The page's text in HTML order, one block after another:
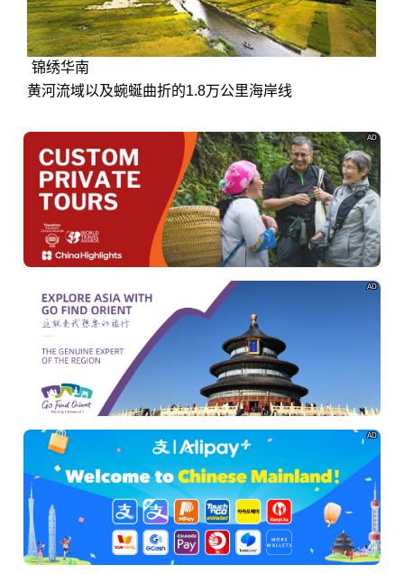
锦绣华南
黄河流域以及蜿蜒曲折的1.8万公里海岸线
AD
AD
AD